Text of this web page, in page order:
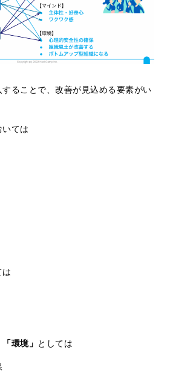
ることで、改善が見込める要素がい
いては
は
「環境」 としては